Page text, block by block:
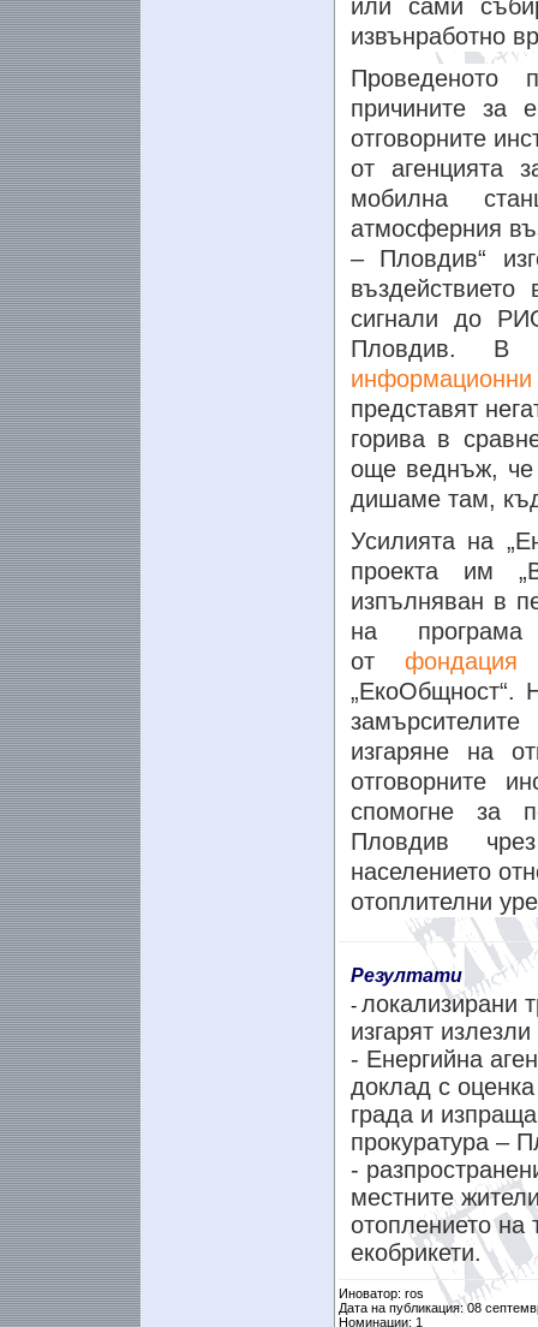
или сами
извънработно
Проведеното
причините за
отговорните
от агенцията
мобилна
атмосферния
– Пловдив“
сигнали до
Пловдив. В
представят
горива в
още веднъж, че
дишаме там,
Усилията на
проекта им
изпълняван в
на програма
от
„ЕкоОбщност“.
изгаряне на
отговорните
спомогне за
Пловдив
населението
отоплителни
Резултати
- локализирани
изгарят
- Енергийна
доклад с
града и
прокуратура –
-
местните
отоплението на
екобрикети.
Иноватор: ros
Дата на публикация: 08
Номинации: 1